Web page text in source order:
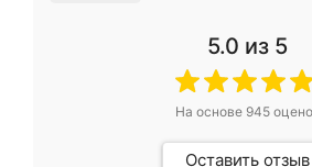
5.0 из 5
На основе 945
Оставить отзыв